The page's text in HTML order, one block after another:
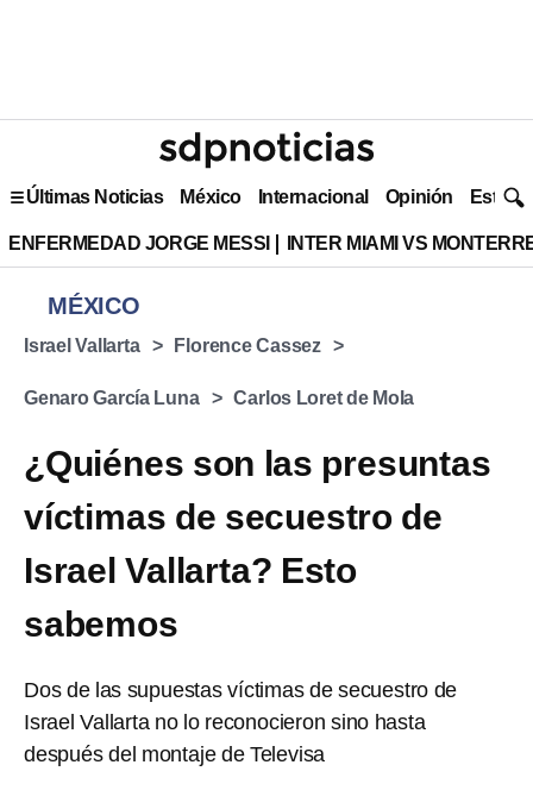
Últimas Noticias México Internacional Opinión Estilo
ENFERMEDAD JORGE MESSI INTER MIAMI VS
MÉXICO
Israel Vallarta Florence Cassez
Genaro García Luna Carlos Loret de Mola
¿Quiénes son las presuntas
víctimas de secuestro de
Israel Vallarta? Esto
sabemos
Dos de las supuestas víctimas de secuestro de
Israel Vallarta no lo reconocieron sino hasta
después del montaje de Televisa